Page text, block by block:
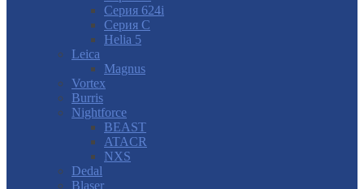
Серия 624i
Серия С
Helia 5
Leica
Magnus
Vortex
Burris
Nightforce
BEAST
ATACR
NXS
Dedal
Blaser